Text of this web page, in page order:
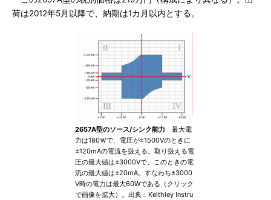
荷は2012年5月以降で、納期は1カ月以内とする。
2657A型のソース/シンク能力 最大電
力は180Ｗで、電圧が±1500Vのときに
±120mAの電流を扱える。取り扱える電
圧の最大値は±3000Vで、このときの電
流の最大値は±20mA。すなわち±3000
V時の電力は最大60Wである（クリック
で画像を拡大）。出典：Keithley Instru